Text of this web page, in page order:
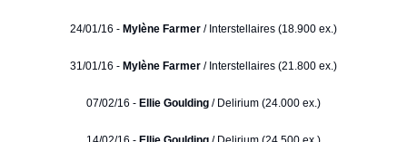
24/01/16 - Mylène Farmer / Interstellaires (18.900 ex.)
31/01/16 - Mylène Farmer / Interstellaires (21.800 ex.)
07/02/16 - Ellie Goulding / Delirium (24.000 ex.)